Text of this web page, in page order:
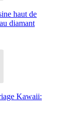
haut de
diamant
Kawaii: